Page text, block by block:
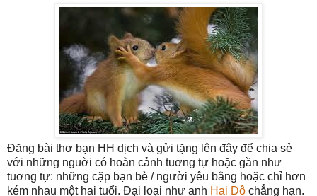
Đăng bài thơ bạn HH dịch và gửi tặng lên đây để chia sẻ
với những nguời có hoàn cảnh tuơng tự hoặc gần như
tuơng tự: những cặp bạn bè / người yêu bằng hoặc chỉ hơn
kém nhau một hai tuổi. Đại loại như anh Hai Dô chẳng hạn.